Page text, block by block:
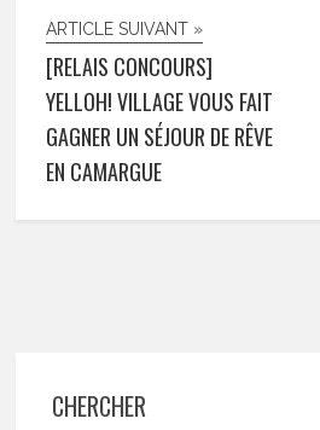
ARTICLE SUIVANT »
[RELAIS CONCOURS]
YELLOH! VILLAGE VOUS FAIT
GAGNER UN SÉJOUR DE RÊVE
EN CAMARGUE
CHERCHER